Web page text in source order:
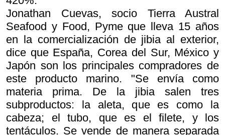
Jonathan Cuevas, socio Tierra Austral
Seafood y Food, Pyme que lleva 15 años
en la comercialización de jibia al exterior,
dice que España, Corea del Sur, México y
Japón son los principales compradores de
este producto marino. "Se envía como
materia prima. De la jibia salen tres
subproductos: la aleta, que es como la
cabeza; el tubo, que es el filete, y los
tentáculos. Se vende de manera separada